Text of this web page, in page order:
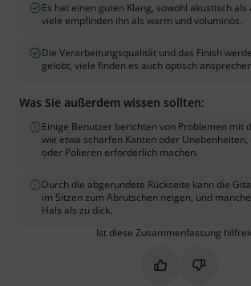
Es hat einen guten Klang, sowohl akustisch
viele empfinden ihn als warm und voluminös.
Die Verarbeitungsqualität und das Finish
gelobt, viele finden es auch optisch
Was Sie außerdem wissen sollten:
Einige Benutzer berichten von Problemen mit
wie etwa scharfen Kanten oder Unebenheiten,
oder Polieren erforderlich machen.
Durch die abgerundete Rückseite kann die
im Sitzen zum Abrutschen neigen, und
Hals als zu dick.
Ist diese Zusammenfassung
Markieren Sie